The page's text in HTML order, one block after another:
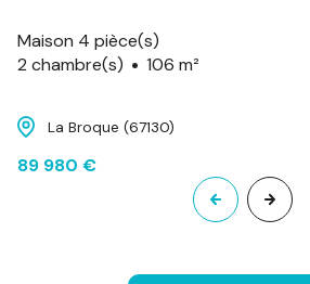
Maison 4 pièce(s)
2 chambre(s)
106 m²
La Broque (67130)
89 980 €